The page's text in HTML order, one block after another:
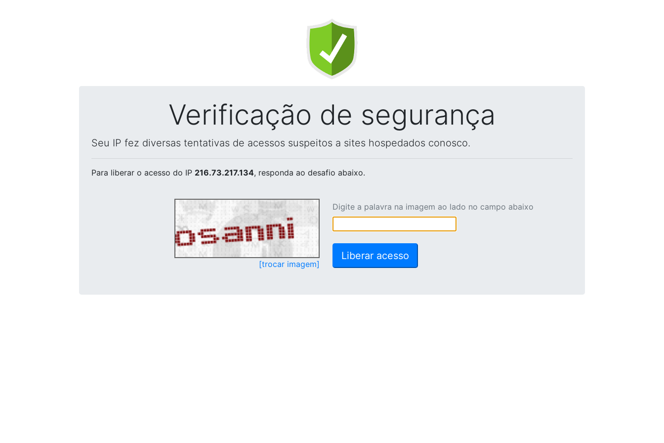
Verificação de segurança
Seu IP fez diversas tentativas de acessos suspeitos a sites hospedados conosco.
Para liberar o acesso do IP 216.73.217.134, responda ao desafio abaixo.
[trocar imagem]
Digite a palavra na imagem ao lado no campo abaixo